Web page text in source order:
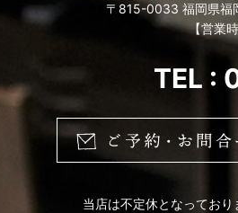
〒815-0033 福岡県福
【営業
TEL :
当店は不定休となっており